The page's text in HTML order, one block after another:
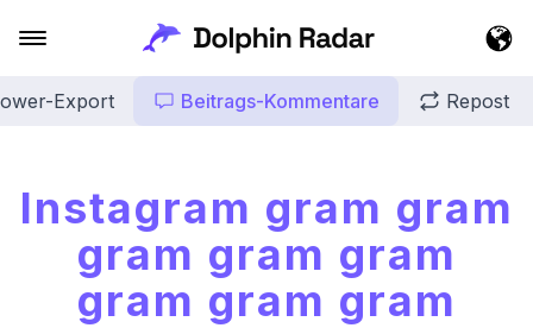
Export Beitrags-Kommentare Repost
Instagram gram gram
gram gram gram
gram gram gram